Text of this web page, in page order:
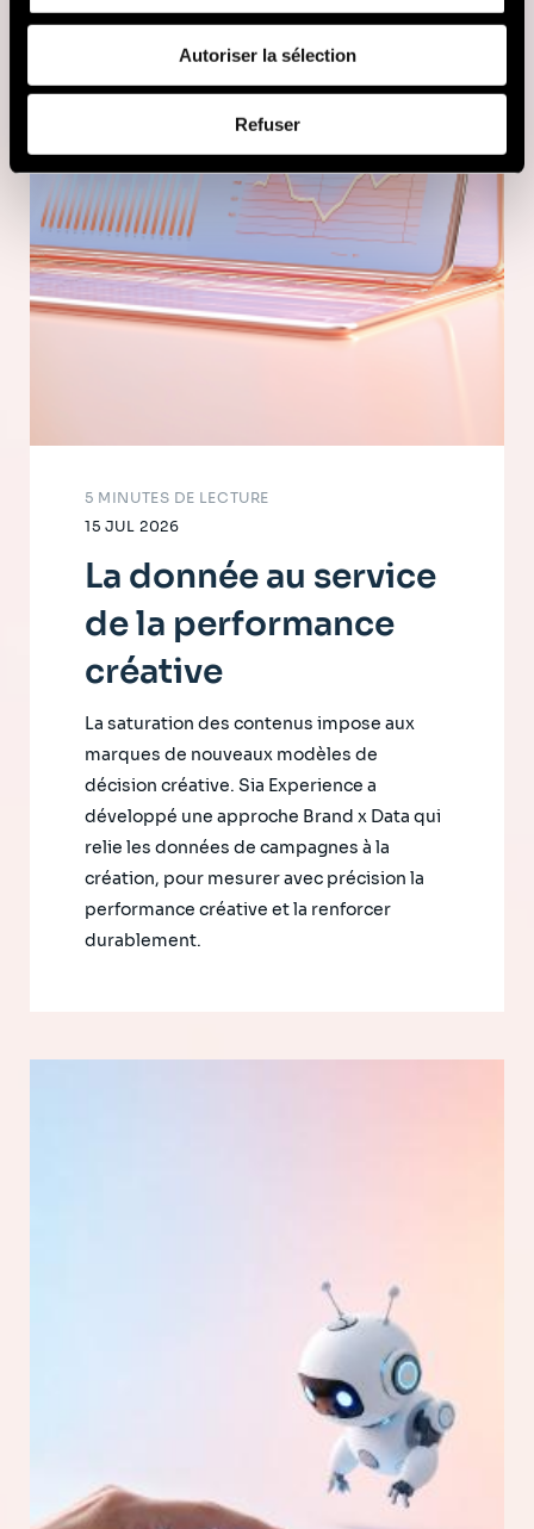
fournies ou qu'ils ont collectées lors de votre utilisation
de leurs services (cookies tiers).
vous pouvez nous contacter et comment nous traitons
Politique de protection des données à caractère
personnel.
Autoriser la sélection
Refuser
15 JUL 2026
5 MINUTES DE LECTURE
La donnée au service
de la performance
créative
La saturation des contenus impose aux
marques de nouveaux modèles de
décision créative. Sia Experience a
développé une approche Brand x Data qui
relie les données de campagnes à la
création, pour mesurer avec précision la
performance créative et la renforcer
durablement.